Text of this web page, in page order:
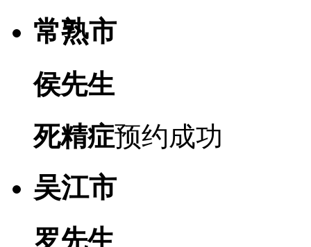
常熟市
侯先生
死精症预约成功
吴江市
罗先生